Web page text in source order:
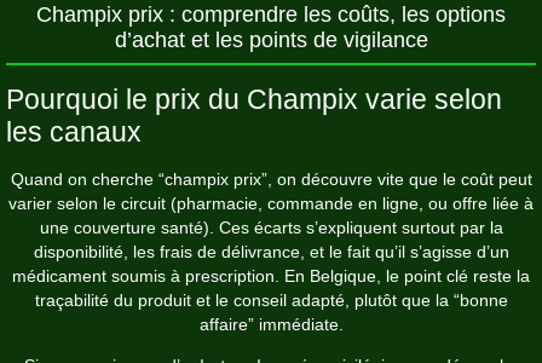
Champix prix : comprendre les coûts, les options
d’achat et les points de vigilance
Pourquoi le prix du Champix varie selon
les canaux
Quand on cherche “champix prix”, on découvre vite que le coût peut
varier selon le circuit (pharmacie, commande en ligne, ou offre liée à
une couverture santé). Ces écarts s’expliquent surtout par la
disponibilité, les frais de délivrance, et le fait qu’il s’agisse d’un
médicament soumis à prescription. En Belgique, le point clé reste la
traçabilité du produit et le conseil adapté, plutôt que la “bonne
affaire” immédiate.